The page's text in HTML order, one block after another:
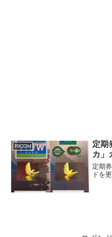
RICOH
定期
カ」
定期
ドを